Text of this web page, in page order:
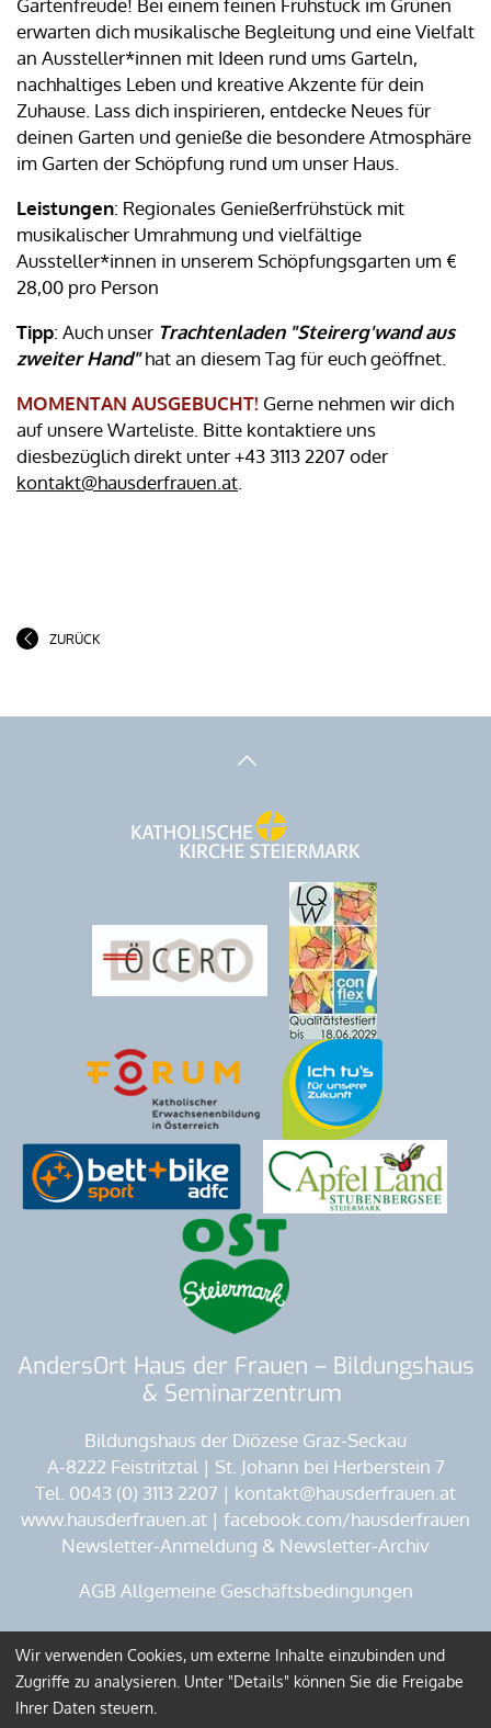
erwarten dich musikalische Begleitung und eine Vielfalt
an Aussteller*innen mit Ideen rund ums Garteln,
nachhaltiges Leben und kreative Akzente für dein
Zuhause. Lass dich inspirieren, entdecke Neues für
deinen Garten und genieße die besondere Atmosphäre
im Garten der Schöpfung rund um unser Haus.
Leistungen: Regionales Genießerfrühstück mit
musikalischer Umrahmung und vielfältige
Aussteller*innen in unserem Schöpfungsgarten um €
28,00 pro Person
Tipp: Auch unser Trachtenladen "Steirerg'wand aus
zweiter Hand"hat an diesem Tag für euch geöffnet.
MOMENTAN AUSGEBUCHT! Gerne nehmen wir dich
auf unsere Warteliste. Bitte kontaktiere uns
diesbezüglich direkt unter +43 3113 2207 oder
kontakt@hausderfrauen.at
ZURÜCK
AndersOrt Haus der Frauen – Bildungshaus
& Seminarzentrum
Bildungshaus der Diözese Graz-Seckau
A-8222 Feistritztal | St. Johann bei Herberstein 7
Tel. 0043 (0) 3113 2207 | kontakt@hausderfrauen.at
www.hausderfrauen.at | facebook.com/hausderfrauen
Newsletter-Anmeldung & Newsletter-Archiv
AGB Allgemeine Geschäftsbedingungen
Impressum Datenschutz
Wir verwenden Cookies, um externe Inhalte einzubinden und
Zugriffe zu analysieren. Unter "Details" können Sie die Freigabe
Ihrer Daten steuern.